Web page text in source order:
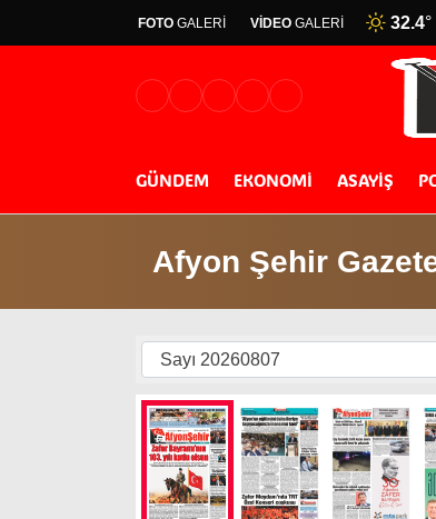
FOTO GALERİ VİDEO GALERİ 32.4°
GÜNDEM EKONOMİ ASAYİŞ
Afyon Şehir